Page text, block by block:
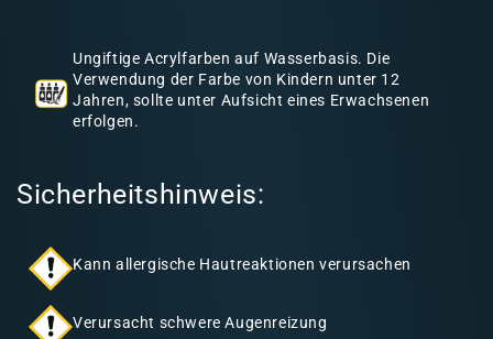
Ungiftige Acrylfarben auf Wasserbasis. Die
Verwendung der Farbe von Kindern unter 12
Jahren, sollte unter Aufsicht eines Erwachsenen
erfolgen.
Sicherheitshinweis:
Kann allergische Hautreaktionen verursachen
Verursacht schwere Augenreizung